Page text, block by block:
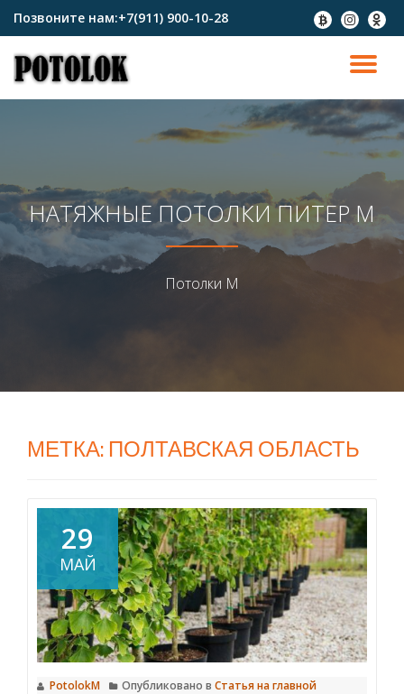
содержимому
Позвоните нам:+7(911) 900-10-28
fa-
btc
fa-
instagram
fa-
НАТЯЖНЫЕ ПОТОЛКИ ПИТЕР М
Потолки М
МЕТКА: ПОЛТАВСКАЯ ОБЛАСТЬ
29
МАЙ
PotolokM Опубликовано в Статья на главной